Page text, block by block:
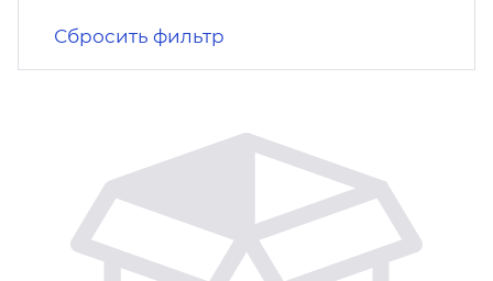
Сбросить фильтр